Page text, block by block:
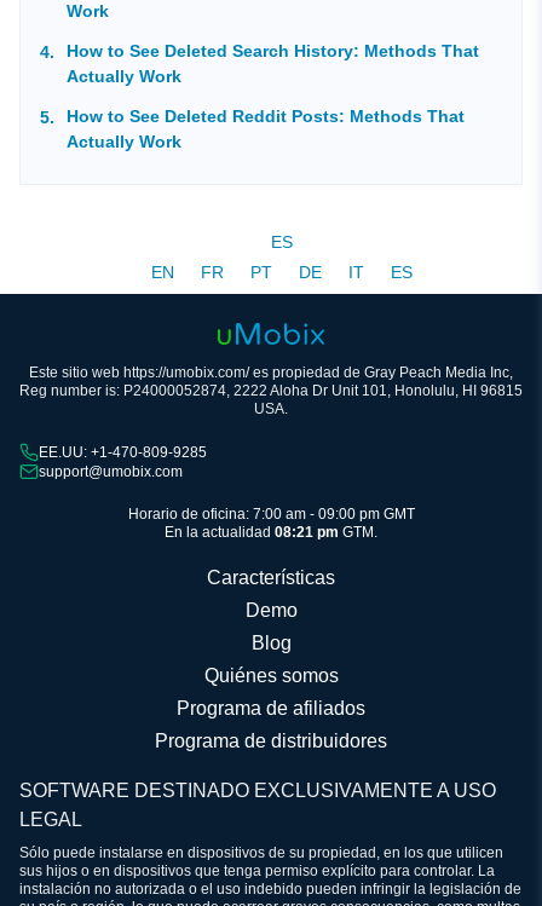
Work
How to See Deleted Search History: Methods That
Actually Work
How to See Deleted Reddit Posts: Methods That
Actually Work
ES
EN
FR PT DE IT ES
Este sitio web https://umobix.com/ es propiedad de Gray Peach Media Inc,
Reg number is: P24000052874, 2222 Aloha Dr Unit 101, Honolulu, HI 96815
USA.
EE.UU: +1-470-809-9285
support@umobix.com
Horario de oficina: 7:00 am - 09:00 pm GMT
En la actualidad 08:21 pm GTM.
Características
Demo
Blog
Quiénes somos
Programa de afiliados
Programa de distribuidores
SOFTWARE DESTINADO EXCLUSIVAMENTE A USO
LEGAL
Sólo puede instalarse en dispositivos de su propiedad, en los que utilicen
sus hijos o en dispositivos que tenga permiso explícito para controlar. La
instalación no autorizada o el uso indebido pueden infringir la legislación de